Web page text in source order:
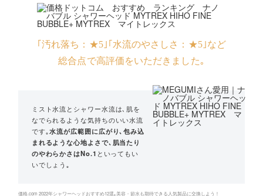
｢汚れ落ち：★5｣｢水流のやさしさ：★5｣など
総合点で高評価をいただきました｡
ミスト水流とシャワー水流は､肌を
なでられるような気持ちのいい水流
です｡水流が広範囲に広がり､包み込
まれるような心地よさで､肌当たり
のやわらかさはNo.1 といってもい
いでしょう｡
価格.com 2022年シャワーヘッドおすすめ12選｡美容・節水も期待できる人気製品に交換しよう！